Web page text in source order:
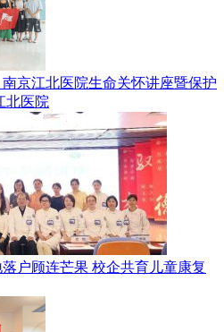
京江北医院生命关怀讲座暨保护
北医院
户顾连芒果 校企共育儿童康复